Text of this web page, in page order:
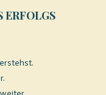
ERFOLGS